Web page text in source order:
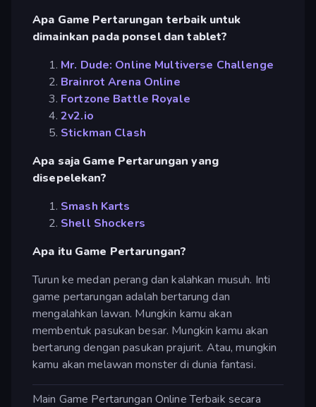
Apa Game Pertarungan terbaik untuk
dimainkan pada ponsel dan tablet?
Mr. Dude: Online Multiverse Challenge
Brainrot Arena Online
Fortzone Battle Royale
2v2.io
Stickman Clash
Apa saja Game Pertarungan yang
disepelekan?
Smash Karts
Shell Shockers
Apa itu Game Pertarungan?
Turun ke medan perang dan kalahkan musuh. Inti
game pertarungan adalah bertarung dan
mengalahkan lawan. Mungkin kamu akan
membentuk pasukan besar. Mungkin kamu akan
bertarung dengan pasukan prajurit. Atau, mungkin
kamu akan melawan monster di dunia fantasi.
Main Game Pertarungan Online Terbaik secara